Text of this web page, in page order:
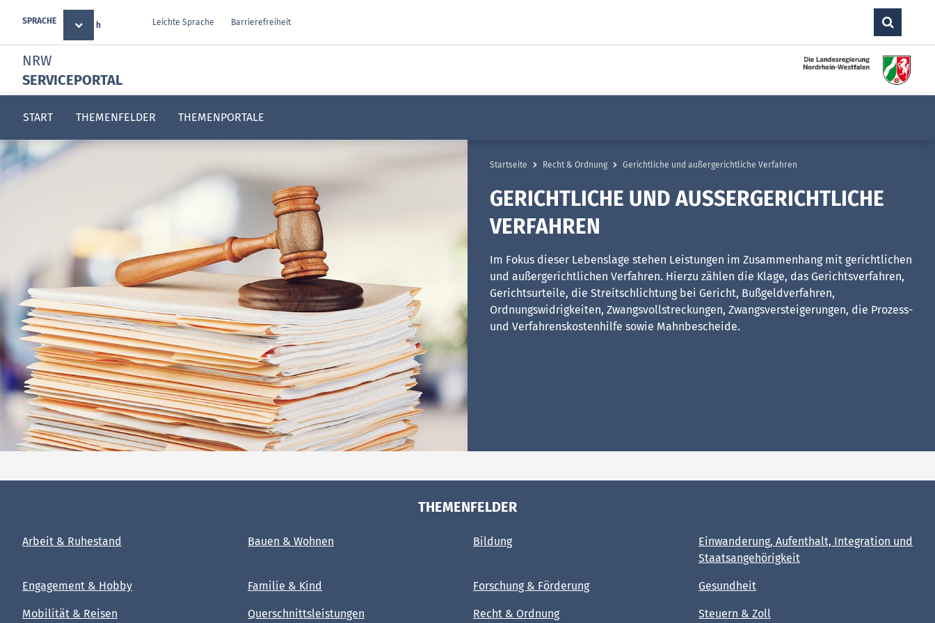
SPRACHE Deutsch Leichte Sprache Barrierefreiheit
NRW
SERVICEPORTAL
START THEMENFELDER THEMENPORTALE
Startseite Recht & Ordnung Gerichtliche und außergerichtliche Verfahren
GERICHTLICHE UND AUSSERGERICHTLICHE V
ERFAHREN
Im Fokus dieser Lebenslage stehen Leistungen im Zusammenhang mit gerichtlichen
und außergerichtlichen Verfahren. Hierzu zählen die Klage, das Gerichtsverfahren,
Gerichtsurteile, die Streitschlichtung bei Gericht, Bußgeldverfahren,
Ordnungswidrigkeiten, Zwangsvollstreckungen, Zwangsversteigerungen, die Prozess-
und Verfahrenskostenhilfe sowie Mahnbescheide.
THEMENFELDER
Arbeit & Ruhestand Bauen & Wohnen Bildung
Einwanderung, Aufenthalt, Integration und
Staatsangehörigkeit
Engagement & Hobby Familie & Kind Forschung & Förderung Gesundheit
Mobilität & Reisen Querschnittsleistungen Recht & Ordnung Steuern & Zoll